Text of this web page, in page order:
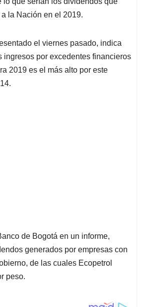
d
s
la Nación en el 2019.
el viernes pasado, indica
ingresos por excedentes financieros
2019 es el más alto por este
de Bogotá en un informe,
generados por empresas con
de las cuales Ecopetrol
peso.